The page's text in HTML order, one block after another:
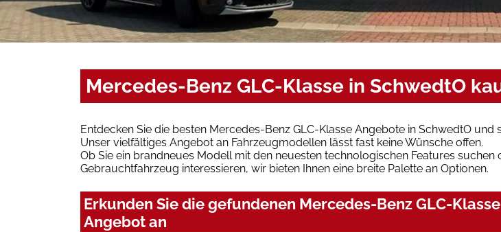
Mercedes-Benz GLC-Klasse in SchwedtO
Entdecken Sie die besten Mercedes-Benz GLC-Klasse Angebote in SchwedtO und
Unser vielfältiges Angebot an Fahrzeugmodellen lässt fast keine Wünsche offen.
Ob Sie ein brandneues Modell mit den neuesten technologischen Features
Gebrauchtfahrzeug interessieren, wir bieten Ihnen eine breite Palette an Optionen.
Erkunden Sie die gefundenen Mercedes-Benz GLC-
Angebot an